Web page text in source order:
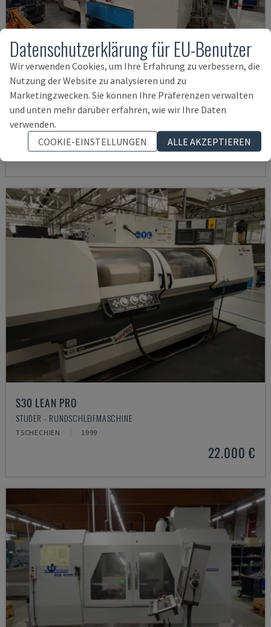
RNS 55
DEUTSCHLAND 2005
35.000 €
S30 LEAN PRO
STUDER - RUNDSCHLEIFMASCHINE
TSCHECHIEN 1999
22.000 €
Datenschutzerklärung für EU-Benutzer
Wir verwenden Cookies, um Ihre Erfahrung zu verbessern, die
Nutzung der Website zu analysieren und zu
Marketingzwecken. Sie können Ihre Präferenzen verwalten
und unten mehr darüber erfahren, wie wir Ihre Daten
verwenden.
COOKIE-EINSTELLUNGEN
ALLE AKZEPTIEREN